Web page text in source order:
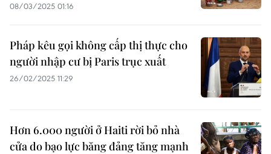
08/03/2025 01:16
Pháp kêu gọi không cấp thị thực cho
người nhập cư bị Paris trục xuất
26/02/2025 11:29
Hơn 6.000 người ở Haiti rời bỏ nhà
cửa do bạo lực băng đảng tăng mạnh